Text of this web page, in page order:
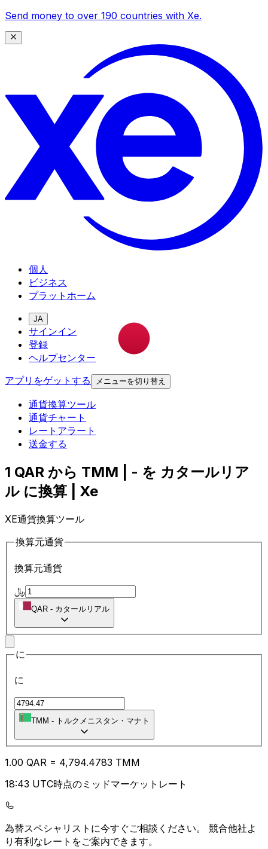
Send money to over 190 countries with Xe.
個人
ビジネス
プラットホーム
JA
サインイン
登録
ヘルプセンター
アプリをゲットする
メニューを切り替え
通貨換算ツール
通貨チャート
レートアラート
送金する
1 QAR から TMM | - を カタールリア
ル に換算 | Xe
XE通貨換算ツール
換算元通貨
換算元通貨
﷼
QAR - カタールリアル
に
に
TMM - トルクメニスタン・マナト
1.00 QAR = 4,794.4783 TMM
18:43 UTC時点のミッドマーケットレート
為替スペシャリストに今すぐご相談ください。 競合他社よ
り有利なレートをご案内できます。